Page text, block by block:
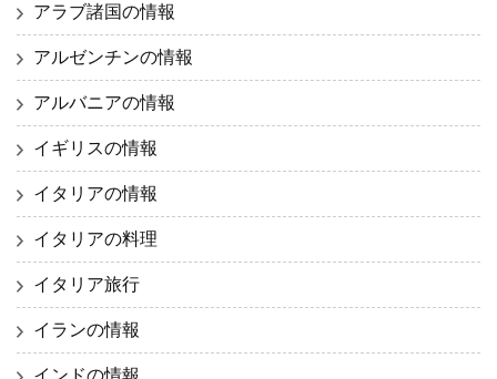
アラブ諸国の情報
アルゼンチンの情報
アルバニアの情報
イギリスの情報
イタリアの情報
イタリアの料理
イタリア旅行
イランの情報
インドの情報